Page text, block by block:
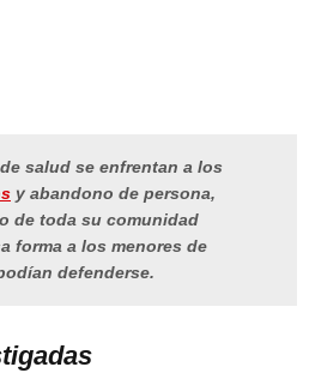
salud se enfrentan a los
y abandono de persona,
de toda su comunidad
forma a los menores de
defenderse.